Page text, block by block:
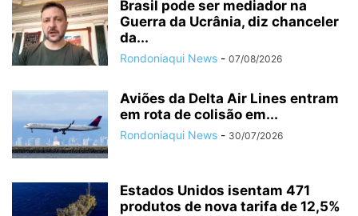
Brasil pode ser mediador na
Guerra da Ucrânia, diz chanceler
da...
Rondoniaqui News - 07/08/2026
Aviões da Delta Air Lines entram
em rota de colisão em...
Rondoniaqui News - 30/07/2026
Estados Unidos isentam 471
produtos de nova tarifa de 12,5%